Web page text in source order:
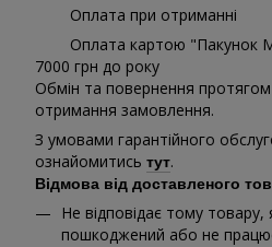
Оплата при отриманні
Оплата картою "Пакунок
7000 грн до року
Обмін та повернення
отримання замовлення.
З умовами гарантійного
ознайомитись тут.
Відмова від доставленого
Не відповідає тому
пошкоджений або не